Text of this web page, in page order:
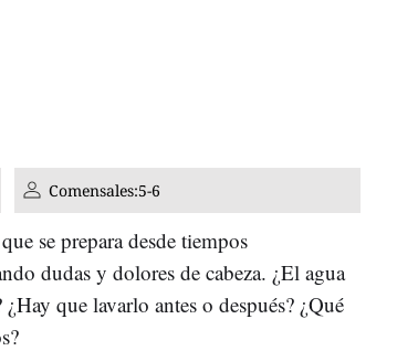
Comensales:5-6
se prepara desde tiempos
dudas y dolores de cabeza. ¿El agua
que lavarlo antes o después? ¿Qué